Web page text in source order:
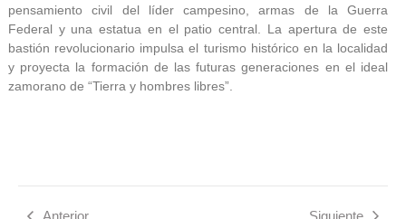
pensamiento civil del líder campesino, armas de la Guerra
Federal y una estatua en el patio central. La apertura de este
bastión revolucionario impulsa el turismo histórico en la localidad
y proyecta la formación de las futuras generaciones en el ideal
zamorano de “Tierra y hombres libres”.
Anterior Siguiente